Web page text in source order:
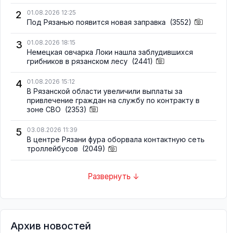
2 01.08.2026 12:25
Под Рязанью появится новая заправка (3552)
3 01.08.2026 18:15
Немецкая овчарка Локи нашла заблудившихся
грибников в рязанском лесу (2441)
4 01.08.2026 15:12
В Рязанской области увеличили выплаты за
привлечение граждан на службу по контракту в
зоне СВО (2353)
5 03.08.2026 11:39
В центре Рязани фура оборвала контактную сеть
троллейбусов (2049)
Развернуть ↓
Архив новостей